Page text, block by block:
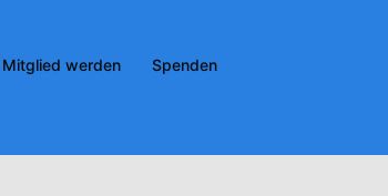
Mitglied werden
Spenden